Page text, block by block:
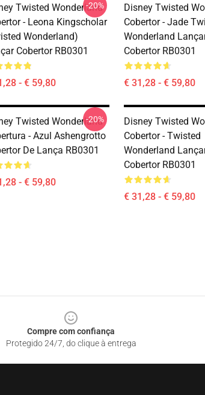
Twisted Wonderland
- Leona Kingscholar
Wonderland)
Cobertor RB0301
- € 59,80
-20%
Disney Twisted
Cobertor - Jade
Wonderland
Cobertor RB0301
€ 31,28 - € 59,80
Twisted Wonderland
- Azul Ashengrotto
De Lança RB0301
- € 59,80
-20%
Disney Twisted
Cobertor - Twisted
Wonderland
Cobertor RB0301
€ 31,28 - € 59,80
Compre com confiança
Protegido 24/7, do clique à entrega